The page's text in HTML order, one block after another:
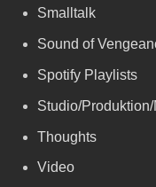
Smalltalk
Sound of
Spotify Playlists
Studio/
Thoughts
Video